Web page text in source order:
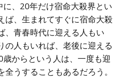
、20年だけ宿命大殺界とい
ば、生まれてすぐに宿命大殺
、青春時代に迎える人もい
の人もいれば、老後に迎える
からという人は、一度も迎
全うすることもあるだろう。